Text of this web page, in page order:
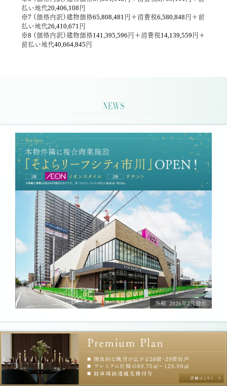
払い地代20,406,108円
※7 （価格内訳）建物価格65,808,481円＋消費税6,580,848円＋前
払い地代26,410,671円
※8 （価格内訳）建物価格141,395,596円＋消費税14,139,559円＋
前払い地代40,664,845円
外観 2026年2月撮影